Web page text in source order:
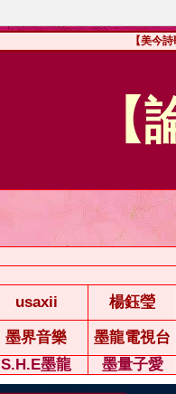
【美今
usaxii 楊鈺瑩
墨界音樂 墨龍電視台
S.H.E墨龍 墨量子愛